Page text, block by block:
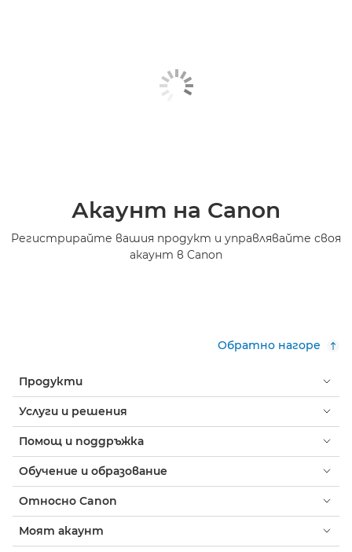
Акаунт на Canon
Регистрирайте вашия продукт и управлявайте своя
акаунт в Canon
Обратно нагоре
Продукти
Услуги и решения
Помощ и поддръжка
Обучение и образование
Относно Canon
Моят акаунт